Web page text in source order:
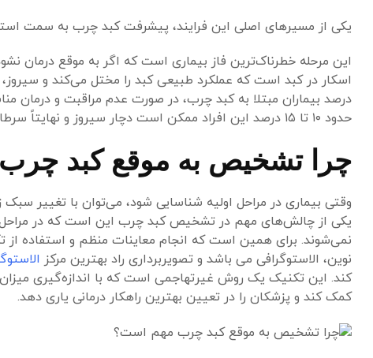
یکی از مسیرهای اصلی این فرایند، پیشرفت کبد چرب به سمت
این مرحله خطرناک‌ترین فاز بیماری است که اگر به موقع درمان
درصد بیماران مبتلا به کبد چرب، در صورت عدم مراقبت و درمان
حدود ۱۰ تا ۱۵ درصد این افراد ممکن است دچار سیروز و نهایتاً سرطان کبد شوند.
چرا تشخیص به موقع کبد
وقتی بیماری در مراحل اولیه شناسایی شود، می‌توان با تغییر
یکی از چالش‌های مهم در تشخیص کبد چرب این است که در مراحل
نمی‌شوند. برای همین است که انجام معاینات منظم و استفاده
نوین، الاستوگرافی می باشد و تصویربرداری راد بهترین مرکز
کند. این تکنیک یک روش غیرتهاجمی است که با اندازه‌گیری
کمک کند و پزشکان را در تعیین بهترین راهکار درمانی یاری دهد.